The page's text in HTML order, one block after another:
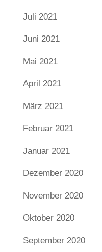
Juli 2021
Juni 2021
Mai 2021
April 2021
März 2021
Februar 2021
Januar 2021
Dezember 2020
November 2020
Oktober 2020
September 2020